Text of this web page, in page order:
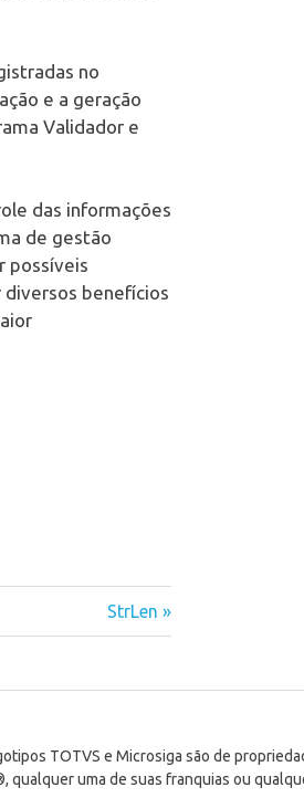
no
e a geração
Validador e
das informações
de gestão
possíveis
benefícios
Next
Post:
StrLen
TOTVS e Microsiga são de
uma de suas franquias ou